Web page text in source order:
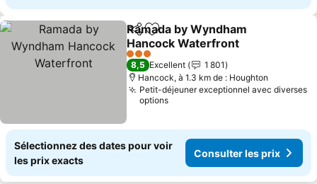
PartagerAjouter à mes favoris
Ramada by Wyndham
Hancock Waterfront
3 Étoiles
8,5 Excellent
1 801
Hancock, à 1.3 km de : Houghton
Petit-déjeuner exceptionnel avec diverses
options
Sélectionnez des dates pour voir
les prix exacts
Consulter les prix